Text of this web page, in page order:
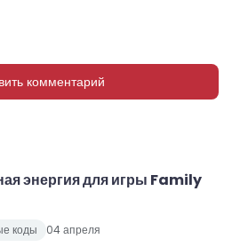
комментарий
энергия для игры Family
коды 04 апреля